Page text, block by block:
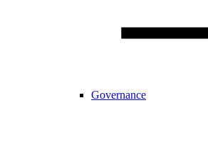
Governance